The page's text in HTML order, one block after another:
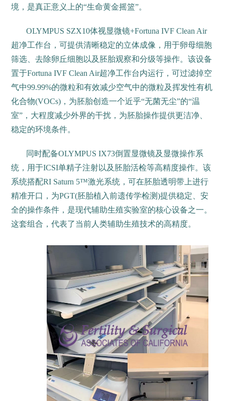
境，是真正意义上的“生命黄金摇篮”。
OLYMPUS SZX10体视显微镜+Fortuna IVF Clean Air
超净工作台，可提供清晰稳定的立体成像，用于卵母细胞
筛选、去除卵丘细胞以及胚胎观察和分级等操作。该设备
置于Fortuna IVF Clean Air超净工作台内运行，可过滤掉空
气中99.99%的微粒和有效减少空气中的微粒及挥发性有机
化合物(VOCs)，为胚胎创造一个近乎“无菌无尘”的“温
室”，大程度减少外界的干扰，为胚胎操作提供更洁净、
稳定的环境条件。
同时配备OLYMPUS IX73倒置显微镜及显微操作系
统，用于ICSI单精子注射以及胚胎活检等高精度操作。该
系统搭配RI Saturn 5™激光系统，可在胚胎透明带上进行
精准开口，为PGT(胚胎植入前遗传学检测)提供稳定、安
全的操作条件，是现代辅助生殖实验室的核心设备之一。
这套组合，代表了当前人类辅助生殖技术的高精度。